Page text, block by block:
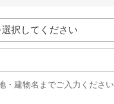
・建物名までご入力ください